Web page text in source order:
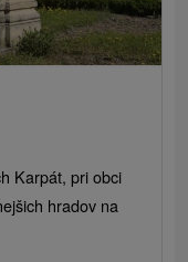
Karpát, pri obci
hradov na